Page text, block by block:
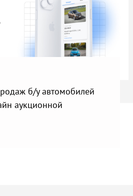
б/у автомобилей
аукционной